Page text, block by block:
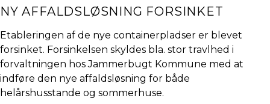
NY AFFALDSLØSNING FORSINKET
Etableringen af de nye containerpladser er blevet
forsinket. Forsinkelsen skyldes bla. stor travlhed i
forvaltningen hos Jammerbugt Kommune med at
indføre den nye affaldsløsning for både
helårshusstande og sommerhuse.